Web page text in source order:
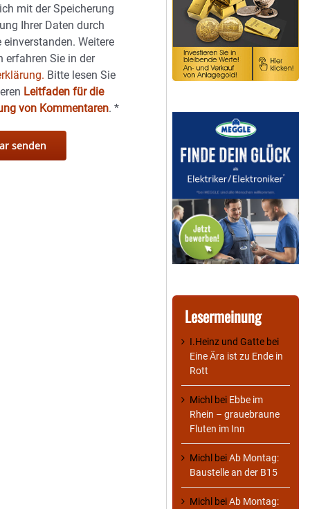
mit der Speicherung
Ihrer Daten durch
einverstanden. Weitere
erfahren Sie in der
Bitte lesen Sie
Leitfaden für die
von Kommentaren.*
Lesermeinung
I.Heinz und Gatte bei
Eine Ära ist zu Ende in
Rott
Michl bei Ebbe im
Rhein – grauebraune
Fluten im Inn
Michl beiAb Montag:
Baustelle an der B15
Michl beiAb Montag: